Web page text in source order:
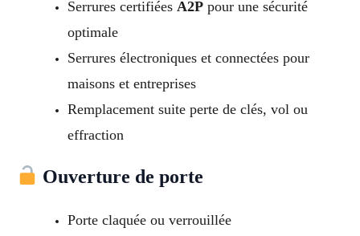
Serrures certifiées A2Ppour une sécurité
optimale
Serrures électroniques et connectées pour
maisons et entreprises
Remplacement suite perte de clés, vol ou
effraction
Ouverture de porte
Porte claquée ou verrouillée